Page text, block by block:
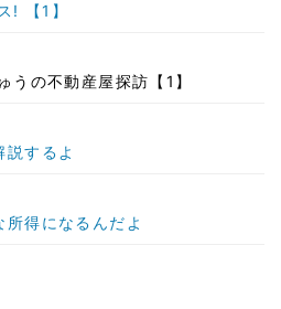
! 【1】
うの不動産屋探訪【1】
するよ
得になるんだよ